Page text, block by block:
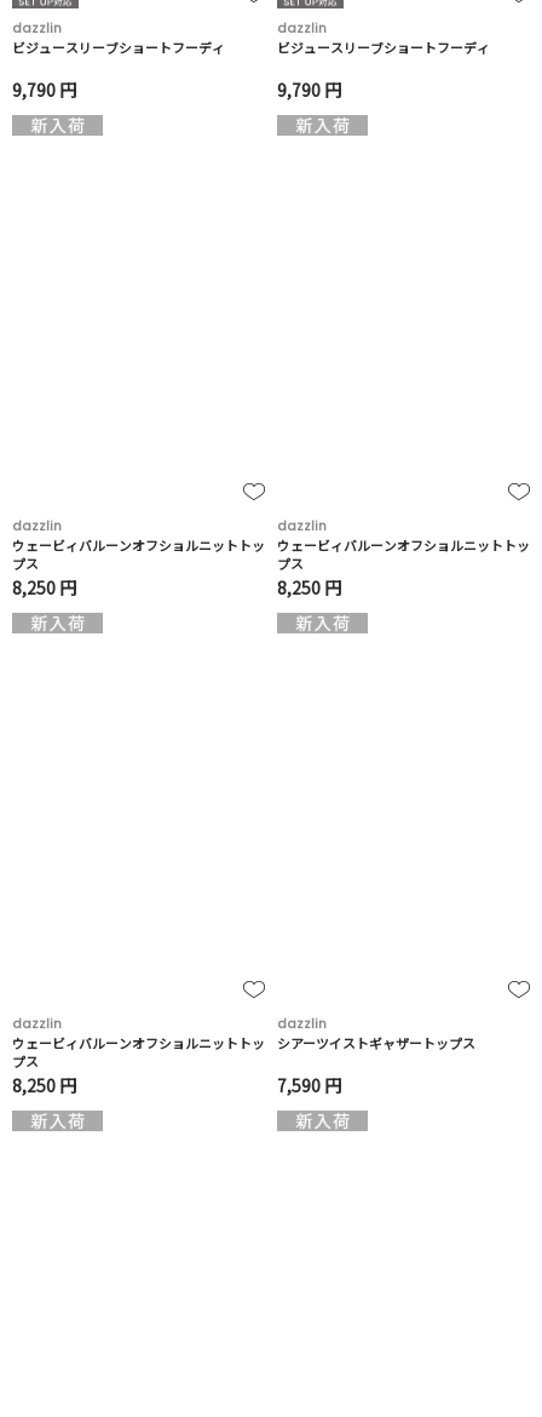
dazzlin
ビジュースリーブショートフーディ
9,790 円
dazzlin
ビジュースリーブショートフーディ
9,790 円
dazzlin
ウェービィバルーンオフショルニットトッ
プス
8,250 円
dazzlin
ウェービィバルーンオフショルニットトッ
プス
8,250 円
dazzlin
ウェービィバルーンオフショルニットトッ
プス
8,250 円
dazzlin
シアーツイストギャザートップス
7,590 円